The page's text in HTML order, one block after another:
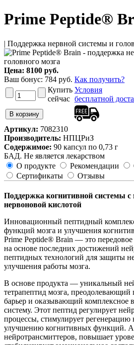
Prime Peptide®
| Поддержка нервной системы и
Цена: 8100 руб.
Ваш бонус: 784 руб. Как получить?
Купить
сейчас
Условия
бесплатной
Артикул: 7082310
Производитель: НПЦРиЗ
Содержимое: 90 капсул по 0,73 г
БАД. Не является лекарством
О продукте
Рекомендации
Сертификаты
Отзывы
Поддержка когнитивной системы
нервоновой кислотой
Инновационный пептидный
функций мозга и улучшения
Prime Peptide® Brain — это передовое
на основе последних достижений
пептидных технологий для защиты
улучшения работы мозга.
В основе продукта — уникальный
тетрапептид мозга, преодолевающий
барьер и оказывающий комплексное
систему. Этот пептид регулирует
процессы, стимулирует регенерацию
улучшению когнитивных функций.
нейротрансмиттеров, повышает